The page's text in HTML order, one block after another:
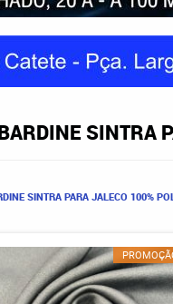
SINTRA
SINTRA PARA JALECO 100%